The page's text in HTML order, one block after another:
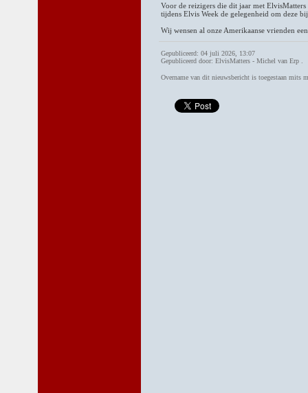
Voor de reizigers die dit jaar met
tijdens Elvis Week de gelegenheid om deze
Wij wensen al onze Amerikaanse vrienden
Gepubliceerd: 04 juli 2026, 13:07
Gepubliceerd door: ElvisMatters - Michel van Erp .
Overname van dit nieuwsbericht is toegestaan mits